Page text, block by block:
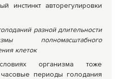
инстинкт авторегулировки
разной длительности
полномасштабного
клеток
организма тоже
периоды голодания